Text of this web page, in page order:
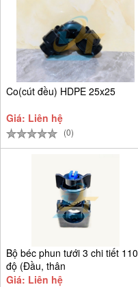
Co(cút đều) HDPE 25x25
Giá: Liên hệ
(0)
Bộ béc phun tưới 3 chi tiết 110
độ (Đầu, thân
Giá: Liên hệ